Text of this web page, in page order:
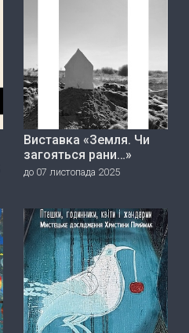
Виставка «Земля. Чи
загояться рани…»
до 07 листопада 2025